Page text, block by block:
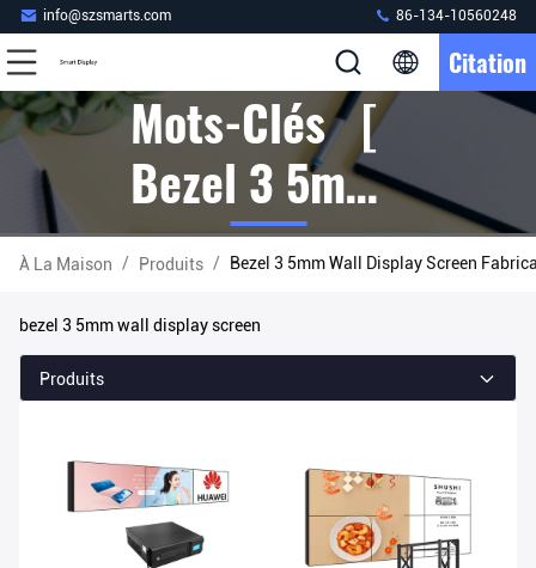
info@szsmarts.com 86-134-10560248
Citation
Mots-Clés [
Bezel 3 5mm
Wall Display
Screen ]
Correspondre
102 Produits
À La Maison / Produits / Bezel 3 5mm Wall Display Screen
bezel 3 5mm wall display screen
Produits